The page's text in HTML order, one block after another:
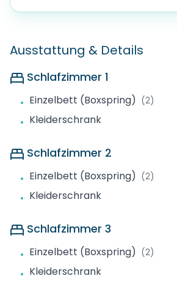
Ausstattung & Details
Schlafzimmer 1
• Einzelbett (Boxspring) (2)
• Kleiderschrank
Schlafzimmer 2
• Einzelbett (Boxspring) (2)
• Kleiderschrank
Schlafzimmer 3
• Einzelbett (Boxspring) (2)
• Kleiderschrank